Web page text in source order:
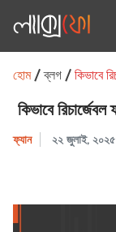
হোম ব্লগ কিভাবে
কিভাবে
ফ্যান ২২ জুলাই, ২০২৫